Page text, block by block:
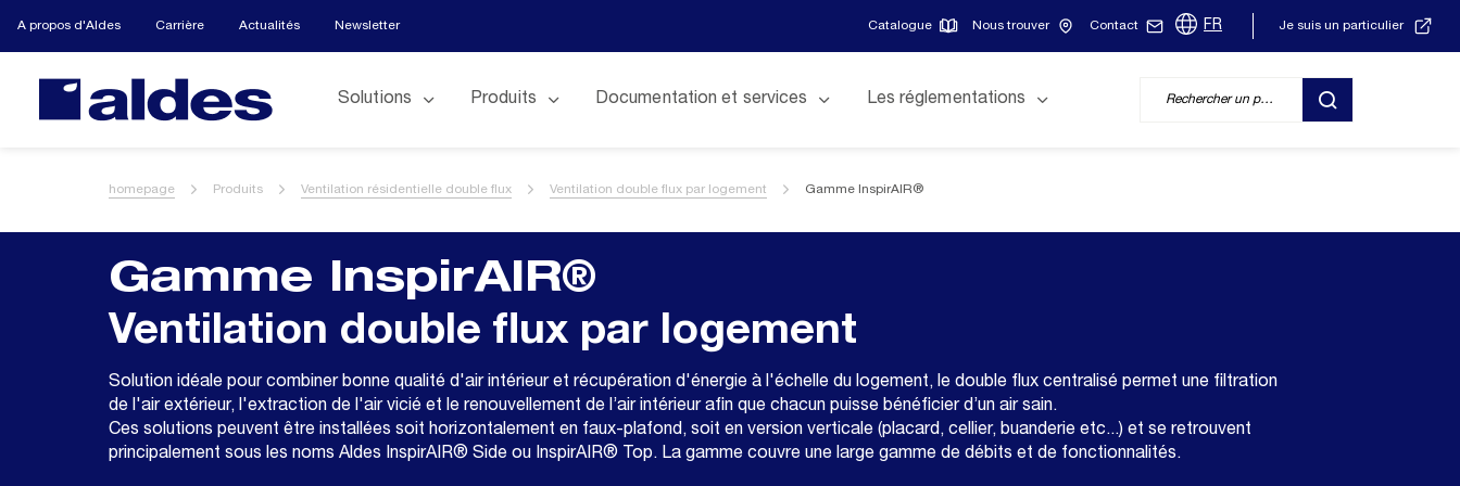
A propos d'Aldes Carrière Actualités Newsletter Catalogue Nous trouver Contact FR Je suis un particulier
Solutions Produits Documentation et services Les réglementations
RECHERCHER
homepage Produits Ventilation résidentielle double flux Ventilation double flux par logement Gamme InspirAIR®
Gamme InspirAIR®
Ventilation double flux par logement
Solution idéale pour combiner bonne qualité d'air intérieur et récupération d'énergie à l'échelle du logement, le double flux centralisé permet une filtration
de l'air extérieur, l'extraction de l'air vicié et le renouvellement de l’air intérieur afin que chacun puisse bénéficier d’un air sain.
Ces solutions peuvent être installées soit horizontalement en faux-plafond, soit en version verticale (placard, cellier, buanderie etc...) et se retrouvent
principalement sous les noms Aldes InspirAIR® Side ou InspirAIR® Top. La gamme couvre une large gamme de débits et de fonctionnalités.